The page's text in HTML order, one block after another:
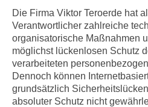
Die Firma Viktor Teroerde hat
Verantwortlicher zahlreiche
organisatorische Maßnahmen
möglichst lückenlosen Schutz
verarbeiteten
Dennoch können
grundsätzlich
absoluter Schutz nicht